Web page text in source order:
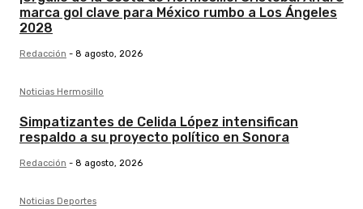
marca gol clave para México rumbo a Los Ángeles
2028
Redacción - 8 agosto, 2026
Noticias Hermosillo
Simpatizantes de Celida López intensifican
respaldo a su proyecto político en Sonora
Redacción - 8 agosto, 2026
Noticias Deportes